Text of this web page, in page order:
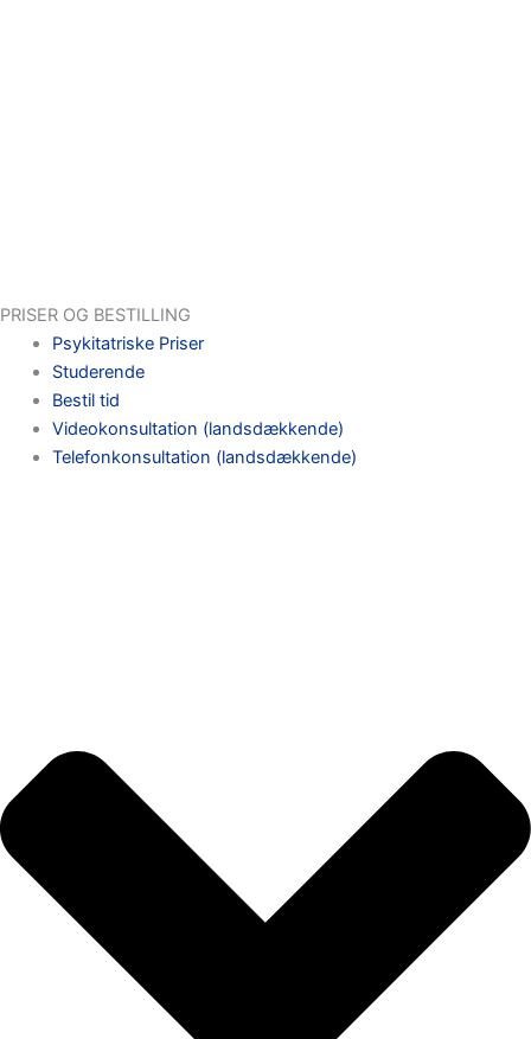
PRISER OG BESTILLING
Psykitatriske Priser
Studerende
Bestil tid
Videokonsultation (landsdækkende)
Telefonkonsultation (landsdækkende)